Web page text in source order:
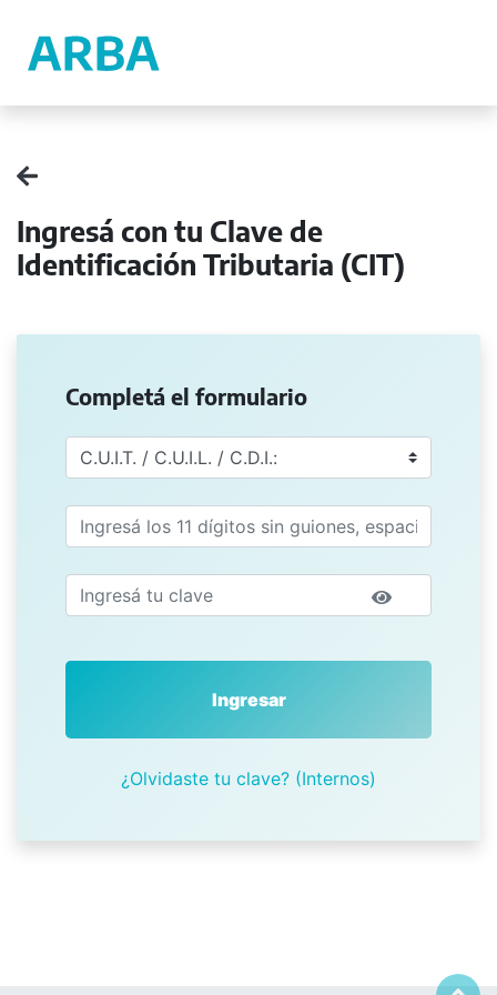
Ingresá con tu Clave de
Identificación Tributaria (CIT)
Completá el formulario
Ingresar
¿Olvidaste tu clave? (Internos)